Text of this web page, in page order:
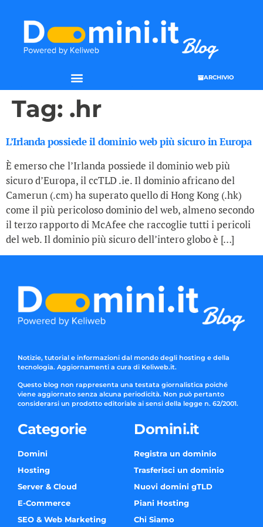
ARCHIVIO
Tag: .hr
L’Irlanda possiede il dominio web più sicuro in Europa
È emerso che l’Irlanda possiede il dominio web più
sicuro d’Europa, il ccTLD .ie. Il dominio africano del
Camerun (.cm) ha superato quello di Hong Kong (.hk)
come il più pericoloso dominio del web, almeno secondo
il terzo rapporto di McAfee che raccoglie tutti i pericoli
del web. Il dominio più sicuro dell’intero globo è […]
Notizie, tutorial e informazioni dal mondo degli hosting e della
tecnologia. Aggiornamenti a cura di Keliweb.it.
Questo blog non rappresenta una testata giornalistica poiché
viene aggiornato senza alcuna periodicità. Non può pertanto
considerarsi un prodotto editoriale ai sensi della legge n. 62/2001.
Categorie
Domini
Hosting
Server & Cloud
E-Commerce
SEO & Web Marketing
Domini.it
Registra un dominio
Trasferisci un dominio
Nuovi domini gTLD
Piani Hosting
Chi Siamo